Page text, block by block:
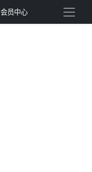
会员中心